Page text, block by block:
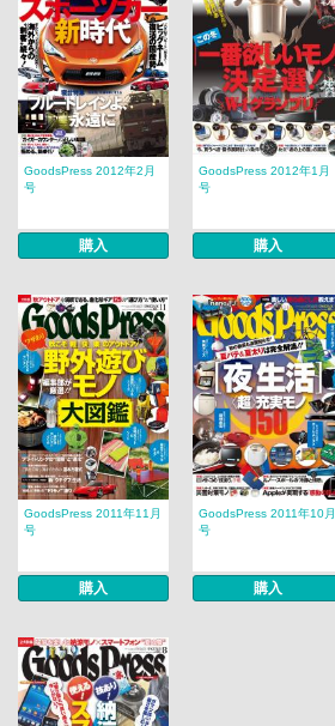
GoodsPress 2012年2月
号
購入
GoodsPress 2012年1月
号
購入
GoodsPress 2011年11月
号
購入
GoodsPress 2011年10月
号
購入